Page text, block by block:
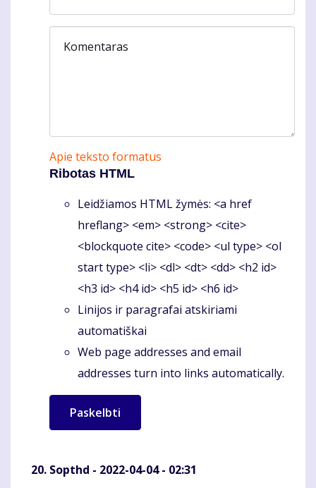
Komentaras
Apie teksto formatus
Ribotas HTML
Leidžiamos HTML žymės: <a href
hreflang> <em> <strong> <cite>
<blockquote cite> <code> <ul type> <ol
start type> <li> <dl> <dt> <dd> <h2 id>
<h3 id> <h4 id> <h5 id> <h6 id>
Linijos ir paragrafai atskiriami
automatiškai
Web page addresses and email
addresses turn into links automatically.
Sopthd - 2022-04-04 - 02:31